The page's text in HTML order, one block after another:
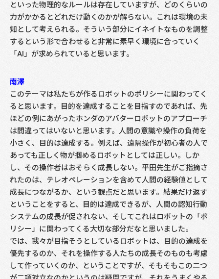
といった物理的なルールは存在していますが、どのくらいの
力がかかるとどれだけ動くのかが解らない。これは環境の未
知として考えられる。そういう部分にイネイトなものを調整
するという形で合わせると非常に素早く環境に合っていく
「AI」が求められていると思います。
南澤
このテーマは私たちが作るロボットのポリシーに関わってく
ると思います。目的を達成することを目指すのであれば、先
ほどの例にあがったホンダのアバターロボットのアプローチ
は間違ってはいないと思います。人間の意識や操作の負荷を
小さく、目的は達成する。例えば、遠隔操作が初心者の人で
あっても正しく物が掴めるロボットとしては正しい。しか
し、その操作者はおそらく成長しない。平田先生がご指摘さ
れたのは、テレオペレーションを含めて人間の経験値として
成長につながるか、という観点だと思います。結果だけ返す
ということをすると、目的は達成できるが、人間の認知行動
システムの成長が促されない、そしてこれはロボットの「ポ
リシー」に関わってくる大切な部分だなと思いました。
では、我々が目指そうとしているロボットは、目的の達成を
優先するのか、それを操作する人たちの成長そのものも考慮
して作っていくのか、ということですが、そもそもこの二つ